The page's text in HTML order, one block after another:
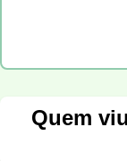
Quem